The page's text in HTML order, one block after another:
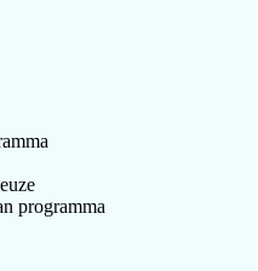
programma